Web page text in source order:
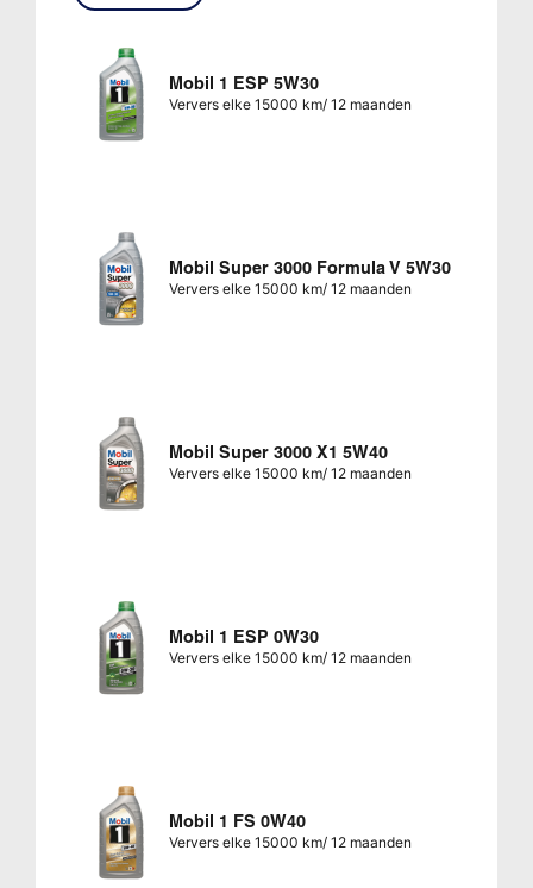
Mobil 1 ESP 5W30
Ververs elke 15000 km/ 12 maanden
Mobil Super 3000 Formula V 5W30
Ververs elke 15000 km/ 12 maanden
Mobil Super 3000 X1 5W40
Ververs elke 15000 km/ 12 maanden
Mobil 1 ESP 0W30
Ververs elke 15000 km/ 12 maanden
Mobil 1 FS 0W40
Ververs elke 15000 km/ 12 maanden